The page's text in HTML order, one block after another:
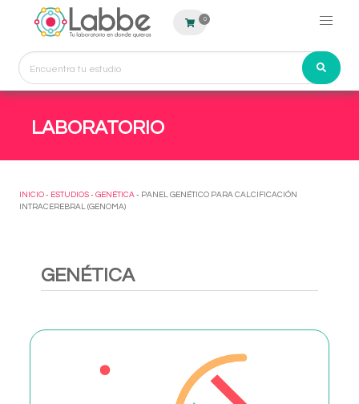
0
LABORATORIO
INICIO - ESTUDIOS - GENÉTICA - PANEL GENÉTICO PARA CALCIFICACIÓN
INTRACEREBRAL (GENOMA)
GENÉTICA